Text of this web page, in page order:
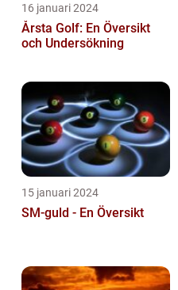
16 januari 2024
Årsta Golf: En Översikt
och Undersökning
15 januari 2024
SM-guld - En Översikt